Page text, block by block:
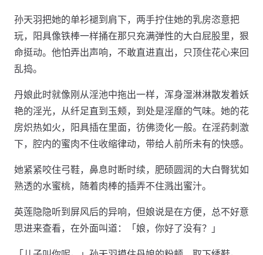
孙天羽把她的单衫褪到肩下，两手拧住她的乳房恣意把
玩，阳具像铁棒一样捅在那只充满弹性的大白屁股里，狠
命挺动。他怕弄出声响，不敢直进直出，只顶住花心来回
乱捣。
丹娘此时就像刚从淫池中拖出一样，浑身湿淋淋散发着妖
艳的淫光，从纤足直到玉颊，到处是淫靡的气味。她的花
房炽热如火，阳具插在里面，彷佛烫化一般。在淫药刺激
下，腔内的蜜肉不住收缩律动，带给人前所未有的快感。
她紧紧咬住弓鞋，鼻息时断时续，肥硕圆润的大白臀犹如
熟透的水蜜桃，随着肉棒的插弄不住溅出蜜汁。
英莲隐隐听到屏风后的异响，但娘说是在方便，总不好意
思进来查看，在外面叫道：「娘，你好了没有？」